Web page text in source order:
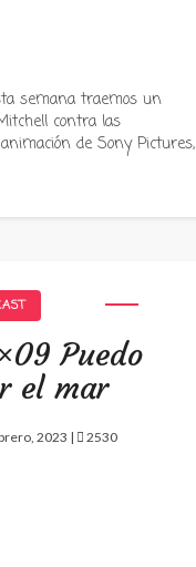
semana traemos un
contra las
de Sony Pictures,
Puedo
el mar
2023 | 2530